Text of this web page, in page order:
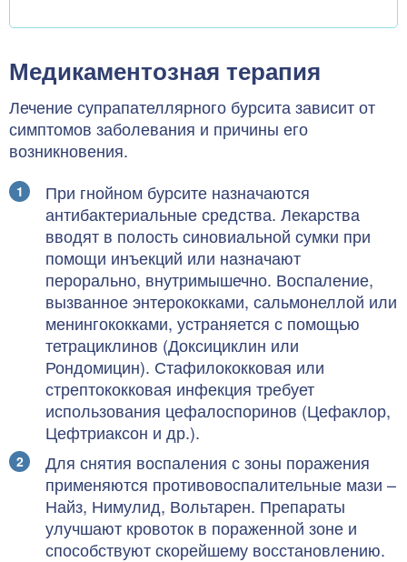
Медикаментозная терапия
Лечение супрапателлярного бурсита зависит от
симптомов заболевания и причины его
возникновения.
При гнойном бурсите назначаются
антибактериальные средства. Лекарства
вводят в полость синовиальной сумки при
помощи инъекций или назначают
перорально, внутримышечно. Воспаление,
вызванное энтерококками, сальмонеллой или
менингококками, устраняется с помощью
тетрациклинов (Доксициклин или
Рондомицин). Стафилококковая или
стрептококковая инфекция требует
использования цефалоспоринов (Цефаклор,
Цефтриаксон и др.).
Для снятия воспаления с зоны поражения
применяются противовоспалительные мази –
Найз, Нимулид, Вольтарен. Препараты
улучшают кровоток в пораженной зоне и
способствуют скорейшему восстановлению.